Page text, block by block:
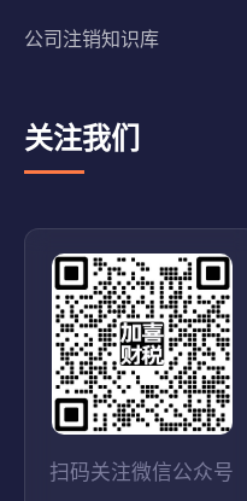
公司注销知识库
关注我们
扫码关注微信公众号